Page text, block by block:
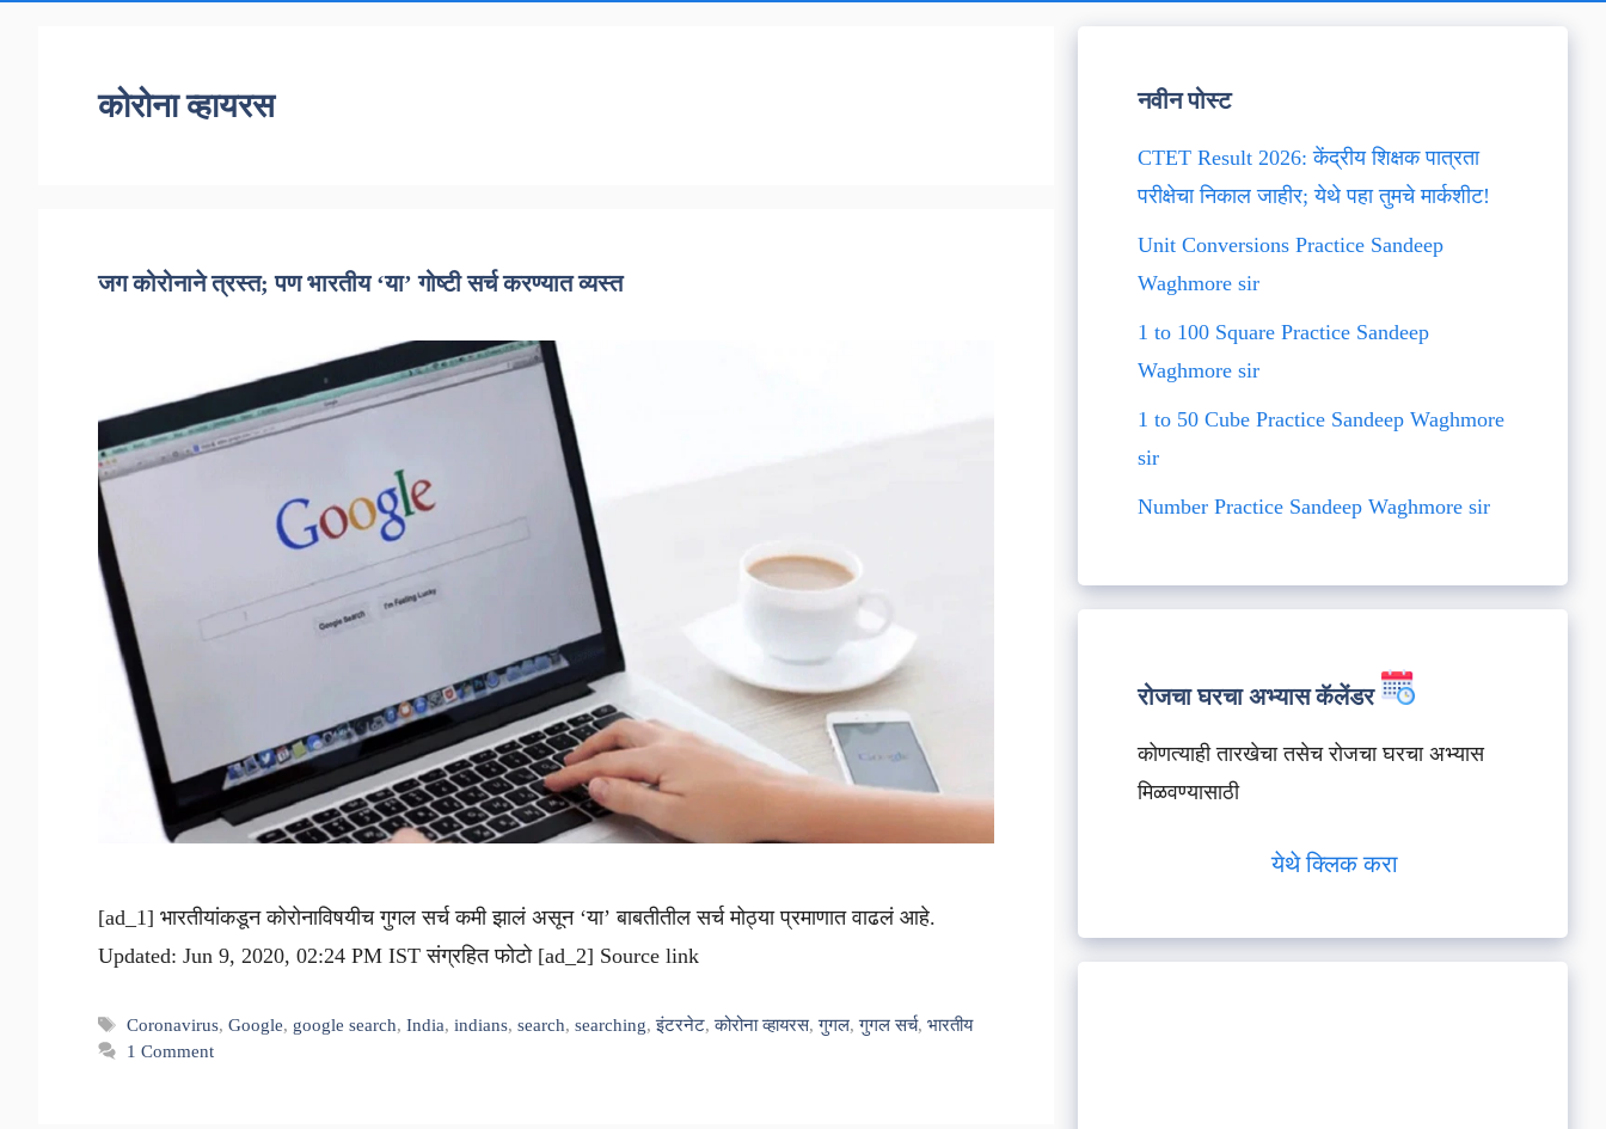
कोरोना व्हायरस
जग कोरोनाने त्रस्त; पण भारतीय ‘या’ गोष्टी सर्च करण्यात व्यस्त
[ad_1] भारतीयांकडून कोरोनाविषयीच गुगल सर्च कमी झालं असून ‘या’ बाबतीतील सर्च मोठ्या प्रमाणात वाढलं आहे.
Updated: Jun 9, 2020, 02:24 PM IST संग्रहित फोटो [ad_2] Source link
Tags
Coronavirus,Google, google search,India,indians,search,searching,इंटरनेट,कोरोना व्हायरस,गुगल,गुगल सर्च,भारतीय
1 Comment
नवीन पोस्ट
CTET Result 2026: केंद्रीय शिक्षक पात्रता
परीक्षेचा निकाल जाहीर; येथे पहा तुमचे मार्कशीट!
Unit Conversions Practice Sandeep
Waghmore sir
1 to 100 Square Practice Sandeep
Waghmore sir
1 to 50 Cube Practice Sandeep Waghmore
sir
Number Practice Sandeep Waghmore sir
रोजचा घरचा अभ्यास कॅलेंडर
कोणत्याही तारखेचा तसेच रोजचा घरचा अभ्यास
मिळवण्यासाठी
येथे क्लिक करा